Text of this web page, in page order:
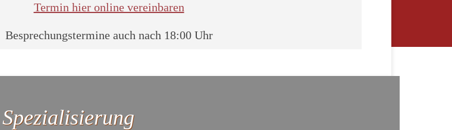
Termin hier online vereinbaren
Besprechungstermine auch nach 18:00 Uhr